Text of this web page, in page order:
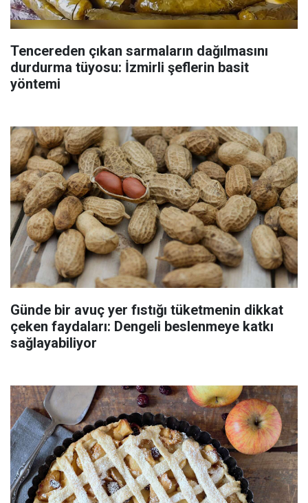
Tencereden çıkan sarmaların dağılmasını
durdurma tüyosu: İzmirli şeflerin basit
yöntemi
Günde bir avuç yer fıstığı tüketmenin dikkat
çeken faydaları: Dengeli beslenmeye katkı
sağlayabiliyor